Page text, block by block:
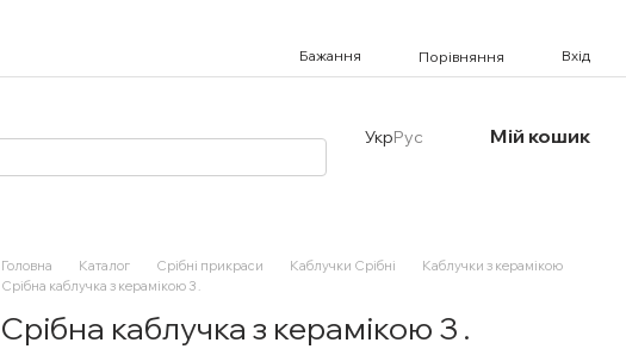
Бажання Порівняння Вхід
УкрРус Мій кошик
Головна Каталог Срібні прикраси Каблучки Срібні
Каблучки з керамікою
Срібна каблучка з керамікою 3 .
Срібна каблучка з керамікою 3 .